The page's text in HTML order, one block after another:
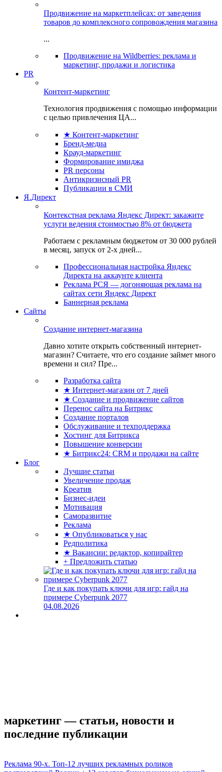
Продвижение на маркетплейсах: от заведения
товаров до комплексного сопровождения магазина
...
Продвижение на Wildberries: реклама и
маркетинг, продажи и логистика
PR
Контент-маркетинг
Технология продвижения с помощью информации
с целью привлечения ЦА...
★ Контент-маркетинг
Бренд-медиа
Крауд-маркетинг
Формирование имиджа
PR персоны
Антикризисный PR
Публикации в СМИ
Я.Директ
Контекстная реклама Яндекс Директ: закажите
услуги ведения стоимостью 8% от бюджета
Работаем с рекламным бюджетом от 30 000 рублей
в месяц, запуск от 2-х дней...
Профессиональная настройка Яндекс
Директа на аккаунте клиента
Реклама РСЯ — догоняющая реклама на
сайтах сети Яндекс Директ
Баннерная реклама
Сайты
Создание интернет-магазина
Давно хотите открыть собственный интернет-
магазин? Считаете, что его создание займет много
времени и сил? Пре...
Разработка сайта
★ Интернет-магазин от 7 дней
★ Создание и продвижение сайтов
Перенос сайта на Битрикс
Создание порталов
Обслуживание и техподдержка
Хостинг для Битрикса
Повышение конверсии
★ Битрикс24: CRM и продажи на сайте
Блог
Лучшие статьи
Увеличение продаж
Креатив
Бизнес-идеи
Мотивация
Саморазвитие
Реклама
★ Опубликоваться у нас
Редполитика
★ Вакансии: редактор, копирайтер
+ Предложить статью
Где и как покупать ключи для игр: гайд на
примере Cyberpunk 2077
04.08.2026
маркетинг — статьи, новости и
последние публикации
Реклама 90-х. Топ-12 лучших рекламных роликов